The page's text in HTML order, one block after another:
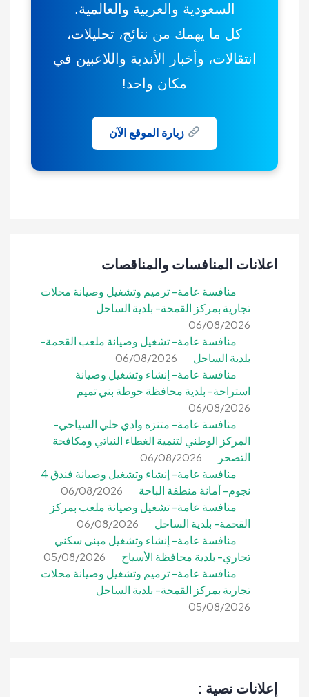
السعودية والعربية والعالمية.
كل ما يهمك من نتائج، تحليلات،
انتقالات، وأخبار الأندية واللاعبين في
مكان واحد!
زيارة الموقع الآن
اعلانات المنافسات والمناقصات
منافسة عامة- ترميم وتشغيل وصيانة محلات
تجارية بمركز القمحة- بلدية الساحل
06/08/2026
منافسة عامة- تشغيل وصيانة ملعب القحمة-
بلدية الساحل
06/08/2026
منافسة عامة- إنشاء وتشغيل وصيانة
استراحة- بلدية محافظة حوطة بني تميم
06/08/2026
منافسة عامة- متنزه وادي حلي السياحي-
المركز الوطني لتنمية الغطاء النباتي ومكافحة
التصحر
06/08/2026
منافسة عامة- إنشاء وتشغيل وصيانة فندق 4
نجوم- أمانة منطقة الباحة
06/08/2026
منافسة عامة- تشغيل وصيانة ملعب بمركز
القحمة- بلدية الساحل
06/08/2026
منافسة عامة- إنشاء وتشغيل مبنى سكني
تجاري- بلدية محافظة الأسياح
05/08/2026
منافسة عامة- ترميم وتشغيل وصيانة محلات
تجارية بمركز القمحة- بلدية الساحل
05/08/2026
إعلانات نصية :